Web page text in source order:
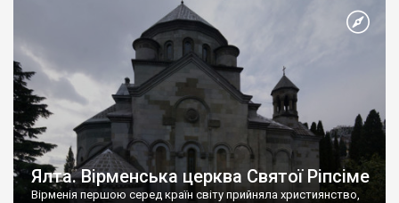
Херсонесі Володимир-язичник, став Василем-християнином.
А потім було Хрещення Русі. На честь Херсонесу Таврійського
Ялта. Вірменська церква Святої Ріпсіме
Вірменія першою серед країн світу прийняла християнство,